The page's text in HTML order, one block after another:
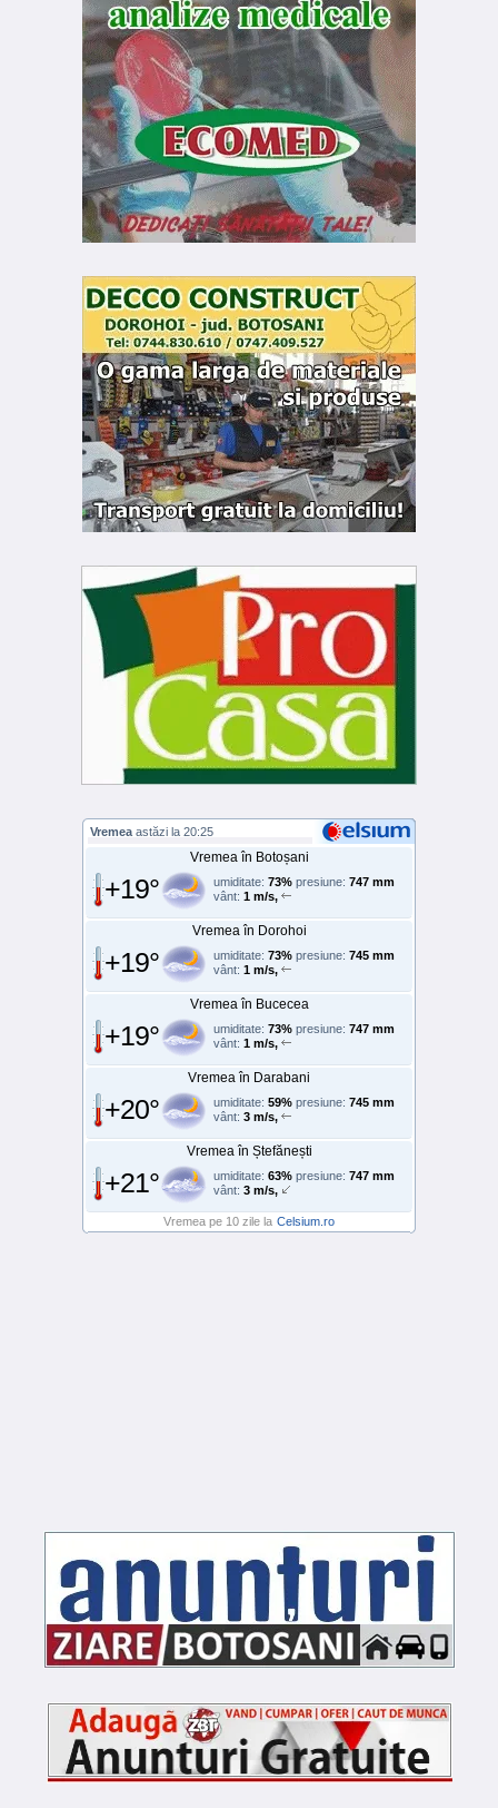
Vremea astăzi la 20:25
Vremea în Botoșani
+19° umiditate: 73% presiune: 747 mm
vânt: 1 m/s,
Vremea în Dorohoi
+19° umiditate: 73% presiune: 745 mm
vânt: 1 m/s,
Vremea în Bucecea
+19° umiditate: 73% presiune: 747 mm
vânt: 1 m/s,
Vremea în Darabani
+20° umiditate: 59% presiune: 745 mm
vânt: 3 m/s,
Vremea în Ștefănești
+21° umiditate: 63% presiune: 747 mm
vânt: 3 m/s,
Vremea pe 10 zile la Celsium.ro